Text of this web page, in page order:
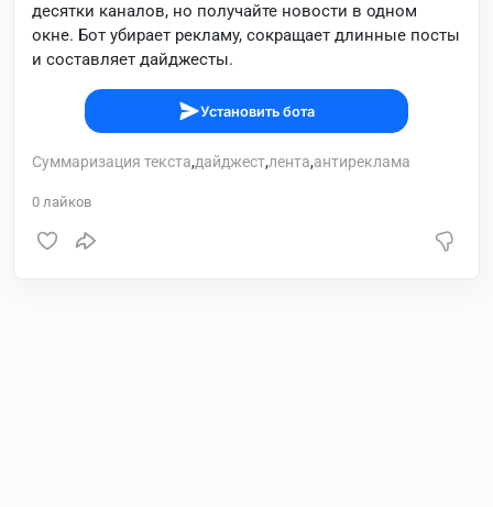
десятки каналов, но получайте новости в одном
окне. Бот убирает рекламу, сокращает длинные посты
и составляет дайджесты.
Установить бота
Суммаризация текста,дайджест,лента,антиреклама
0 лайков